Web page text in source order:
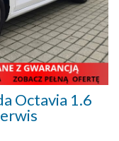
Octavia 1.6